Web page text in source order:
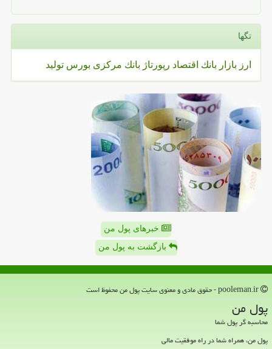
تگها
ارز بازار بانك اقتصاد رپورتاژ بانك مركزی بورس تولید
خبرهای پول من
بازگشت به پول من
پول من
محاسبه گر پول شما
پول من، همراه شما در راه موفقیت مالی